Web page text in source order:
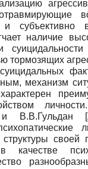
субъективно
наличие
тормозящих
механизм
характерен
В.В.Гульдан
[
структуры своей
качестве